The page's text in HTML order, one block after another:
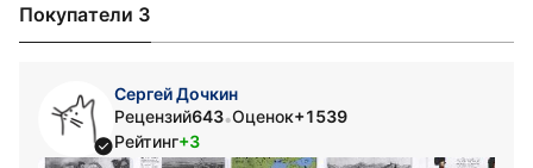
Покупатели 3
Сергей Дочкин
Рецензий643•Оценок+1539
Рейтинг+3